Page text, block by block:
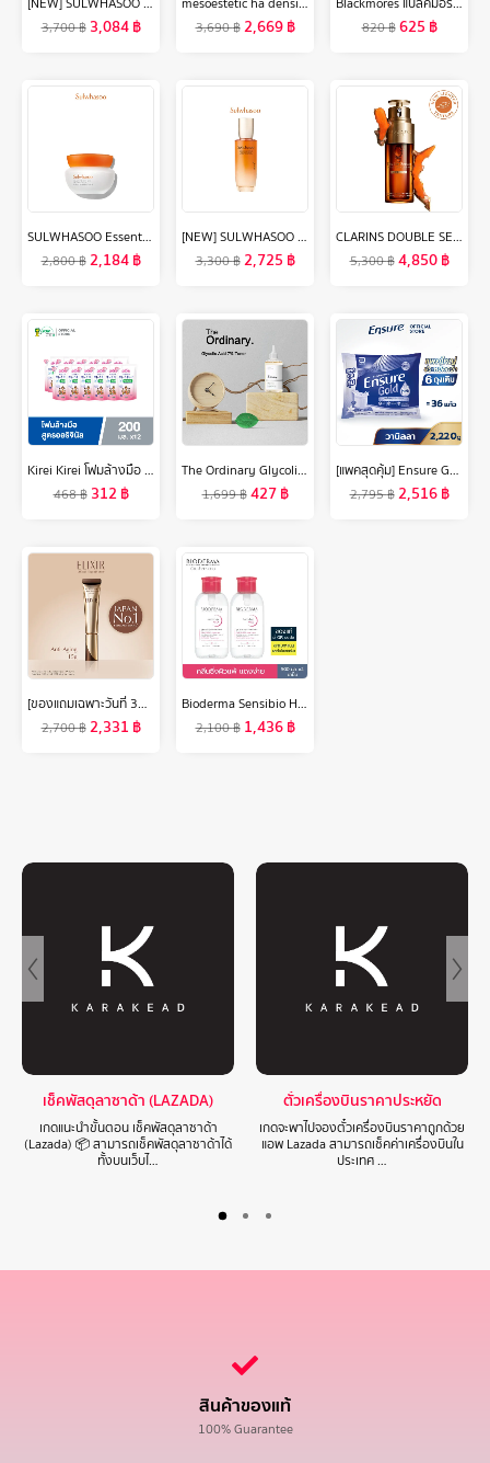
3,700฿ 3,084฿
3,690฿2,669฿
820฿625 ฿
SULWHASOO Essential Comfort Firming Cream 50ML โซลวาซู เอสเซนเชียล คอมฟอร์ม เฟิมมิ่ง ครีม กระชับผิวหน้า เนื้อครีมกึ่งเจล เติมความชุ่มชื้นล้ำลึก
2,800฿2,184฿
[NEW] SULWHASOO Concentrated Ginseng Rejuvenating Emulsion 125ml. โซลวาซู อิมัลชั่นโสมเกาหลีช่วยลดเลือนริ้วรอย เพิ่มความยืดหยุ่น ฟื้นฟูผิว อิมัลชั่นซัลวาซู (ปรับสูตรใหม่)
3,300฿2,725 ฿
CLARINS DOUBLE SERUM LIGHT TEXTURE 50 ml คลาแรงส์ ดับเบิ้ล เซรั่ม เนื้อบางเบา ผลิตภัณฑ์ลดเลือนริ้วรอย เซรั่ม เพื่อผิวแลดูอ่อนเยาว์ กระจ่างใสขึ้น
5,300฿4,850฿
Kirei Kirei โฟมล้างมือ คิเรอิ คิเรอิ กลิ่นออริจินอล Original ชนิดถุงเติม 200 ml 12 ถุง
468฿ 312฿
The Ordinary Glycolic Acid 7% Cleans Pores Toning Solution Exfoliates Blackheads peel 240ml
1,699฿427฿
[แพคสุดคุ้ม] Ensure Gold เอนชัวร์ โกลด์ กลิ่นวานิลลา แบบถุงเติม 2,220g Ensure Gold Vanilla Sachet 2,220g
2,795฿2,516฿
[ของแถมเฉพาะวันที่ 30-31 ต.ค.67 เท่านั้น]ELIXIR เรตินอล พาวเวอร์ ริงเกิล สมูทติ้ง ครีม 15ก. (เรตินอลครีมลดเลือนริ้วรอยร่องลึก)
2,700฿2,331 ฿
Bioderma Sensibio H2O 500ml x 2 ฝาปั๊ม (Twin Pack) คลีนซิ่งเช็ดทำความสะอาดผิวหน้า สำหรับผิวแพ้ ระคายง่าย
2,100฿ 1,436฿
เช็คพัสดุลาซาด้า (LAZADA)
เกดแนะนำขั้นตอน เช็คพัสดุลาซาด้า
(Lazada) 📦 สามารถเช็คพัสดุลาซาด้าได้
ทั้งบนเว็บไ…
ตั๋วเครื่องบินราคาประหยัด
เกดจะพาไปจองตั๋วเครื่องบินราคาถูกด้วย
แอพ Lazada สามารถเช็คค่าเครื่องบินใน
ประเทศ …
สินค้าของแท้
100% Guarantee